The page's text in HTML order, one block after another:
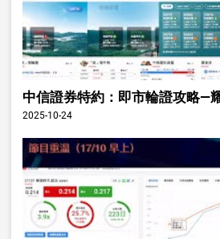
中信證券特約：即市輪證攻略—
2025-10-24